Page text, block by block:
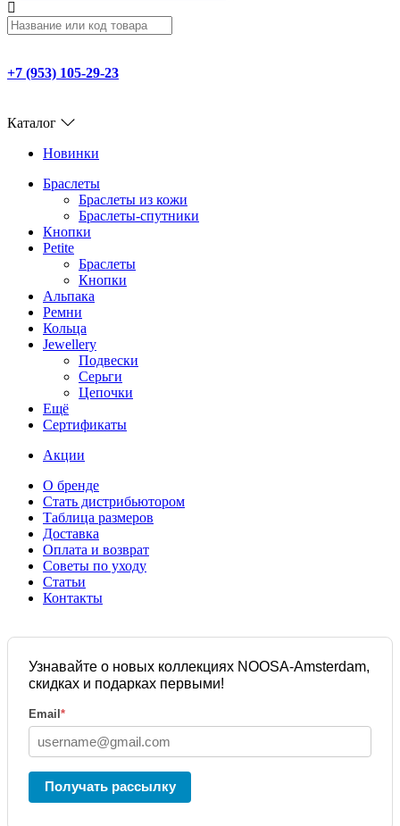
+7 (953) 105-29-23
Каталог
Новинки
Браслеты
Браслеты из кожи
Браслеты-спутники
Кнопки
Petite
Браслеты
Кнопки
Альпака
Ремни
Кольца
Jewellery
Подвески
Серьги
Цепочки
Ещё
Сертификаты
Акции
О бренде
Стать дистрибьютором
Таблица размеров
Доставка
Оплата и возврат
Советы по уходу
Статьи
Контакты
Узнавайте о новых коллекциях NOOSA-Amsterdam,
скидках и подарках первыми!
Email *
Получать рассылку